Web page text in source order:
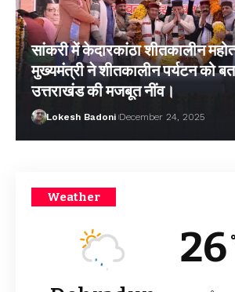
सांकरी में केदारकांठा शीतकालीन
मुख्यमंत्री ने शीतकालीन पर्यटन को
उत्तराखंड की मजबूत नींव।
Lokesh Badoni December 24, 2025
Weather
26